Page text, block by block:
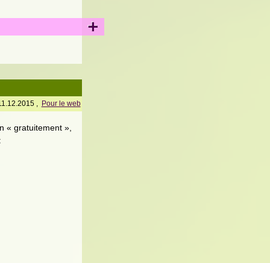
+
, Pour le web
« gratuitement »,